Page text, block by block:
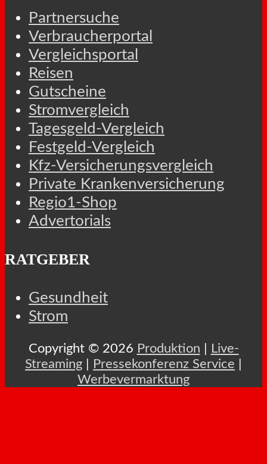
Partnersuche
Verbraucherportal
Vergleichsportal
Reisen
Gutscheine
Stromvergleich
Tagesgeld-Vergleich
Festgeld-Vergleich
Kfz-Versicherungsvergleich
Private Krankenversicherung
Regio1-Shop
Advertorials
RATGEBER
Gesundheit
Strom
Copyright © 2026 Produktion
Live-
Streaming
Pressekonferenz Service
Werbevermarktung